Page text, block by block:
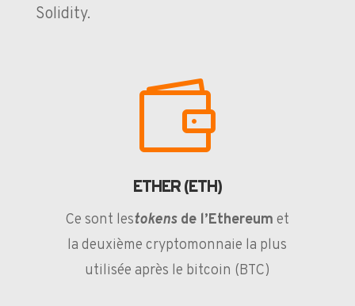
Solidity.

ETHER (ETH)
Ce sont lestokensde l’Ethereum et
la deuxième cryptomonnaie la plus
utilisée après le bitcoin (BTC)